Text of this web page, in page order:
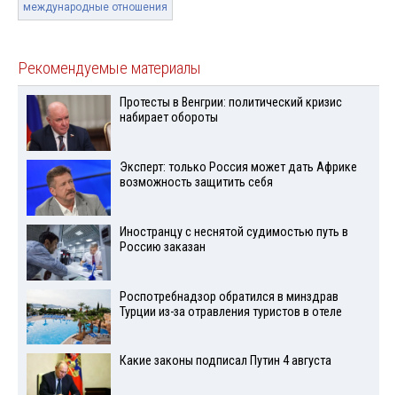
международные отношения
Рекомендуемые материалы
Протесты в Венгрии: политический кризис
набирает обороты
Эксперт: только Россия может дать Африке
возможность защитить себя
Иностранцу с неснятой судимостью путь в
Россию заказан
Роспотребнадзор обратился в минздрав
Турции из-за отравления туристов в отеле
Какие законы подписал Путин 4 августа